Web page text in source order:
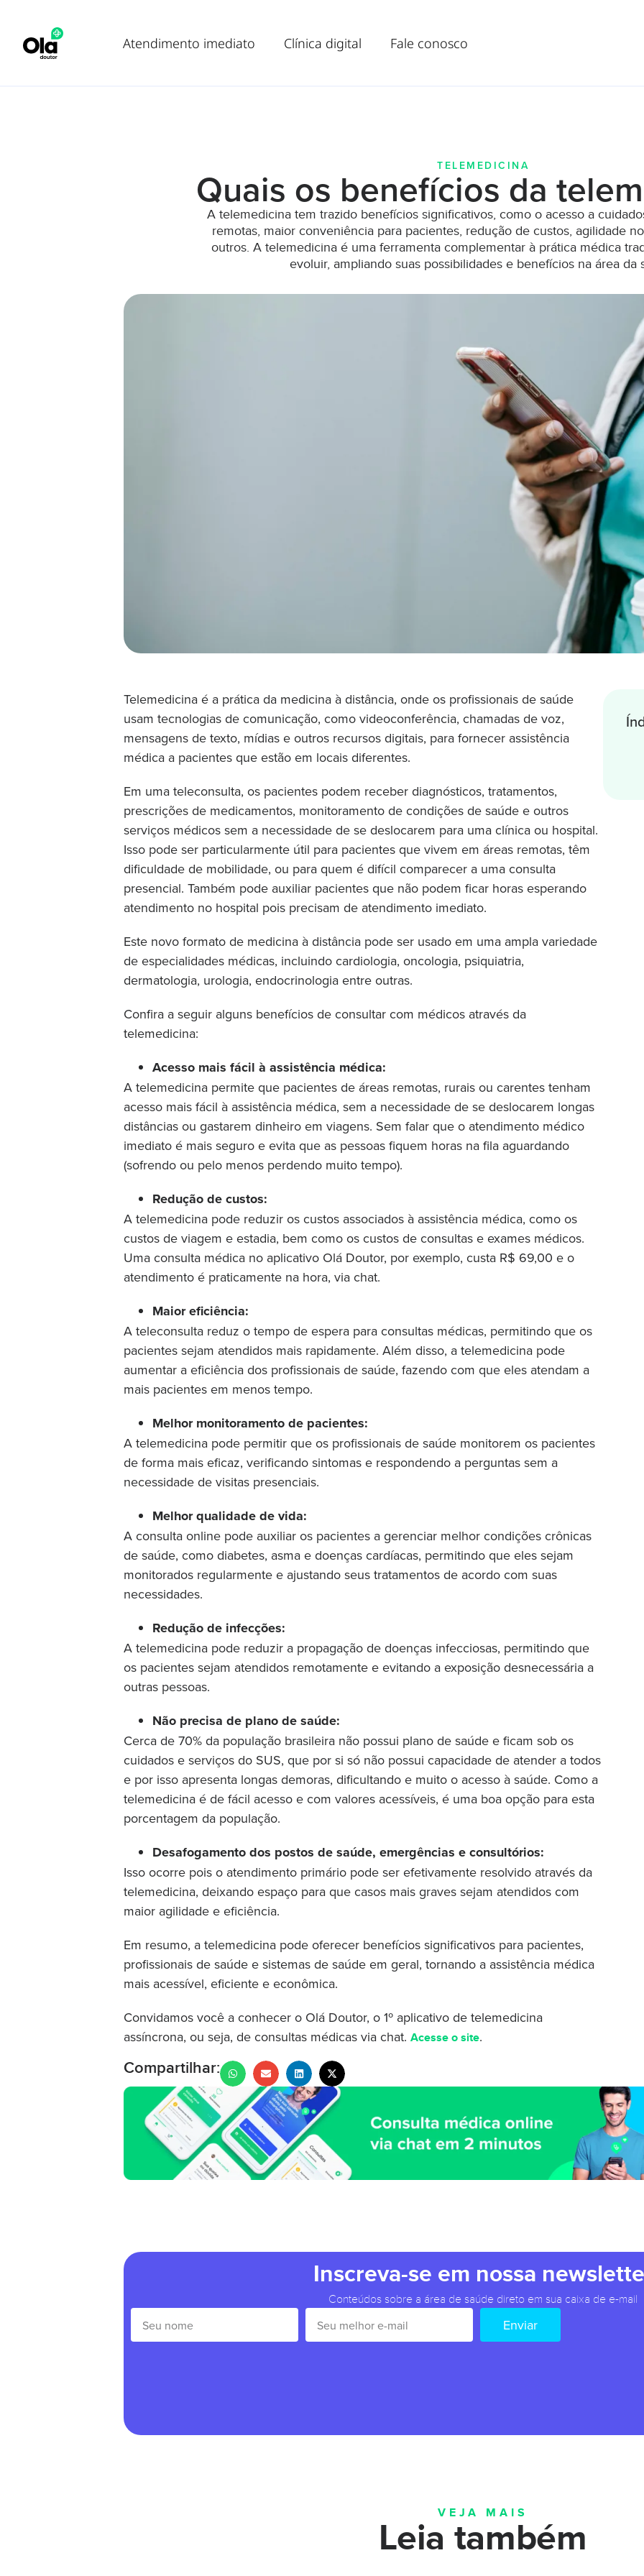
Atendimento imediato Clínica digital Fale conosco
TELEMEDICINA
Quais os benefícios da
A telemedicina tem trazido benefícios significativos, como o acesso a
remotas, maior conveniência para pacientes, redução de custos, agilidade
outros. A telemedicina é uma ferramenta complementar à prática médica
evoluir, ampliando suas possibilidades e benefícios na área da
Telemedicina é a prática da medicina à distância, onde os profissionais de saúde
usam tecnologias de comunicação, como videoconferência, chamadas de voz,
mensagens de texto, mídias e outros recursos digitais, para fornecer assistência
médica a pacientes que estão em locais diferentes.
Em uma teleconsulta, os pacientes podem receber diagnósticos, tratamentos,
prescrições de medicamentos, monitoramento de condições de saúde e outros
serviços médicos sem a necessidade de se deslocarem para uma clínica ou hospital.
Isso pode ser particularmente útil para pacientes que vivem em áreas remotas, têm
dificuldade de mobilidade, ou para quem é difícil comparecer a uma consulta
presencial. Também pode auxiliar pacientes que não podem ficar horas esperando
atendimento no hospital pois precisam de atendimento imediato.
Este novo formato de medicina à distância pode ser usado em uma ampla variedade
de especialidades médicas, incluindo cardiologia, oncologia, psiquiatria,
dermatologia, urologia, endocrinologia entre outras.
Confira a seguir alguns benefícios de consultar com médicos através da
telemedicina:
Acesso mais fácil à assistência médica:
A telemedicina permite que pacientes de áreas remotas, rurais ou carentes tenham
acesso mais fácil à assistência médica, sem a necessidade de se deslocarem longas
distâncias ou gastarem dinheiro em viagens. Sem falar que o atendimento médico
imediato é mais seguro e evita que as pessoas fiquem horas na fila aguardando
(sofrendo ou pelo menos perdendo muito tempo).
Redução de custos:
A telemedicina pode reduzir os custos associados à assistência médica, como os
custos de viagem e estadia, bem como os custos de consultas e exames médicos.
Uma consulta médica no aplicativo Olá Doutor, por exemplo, custa R$ 69,00 e o
atendimento é praticamente na hora, via chat.
Maior eficiência:
A teleconsulta reduz o tempo de espera para consultas médicas, permitindo que os
pacientes sejam atendidos mais rapidamente. Além disso, a telemedicina pode
aumentar a eficiência dos profissionais de saúde, fazendo com que eles atendam a
mais pacientes em menos tempo.
Melhor monitoramento de pacientes:
A telemedicina pode permitir que os profissionais de saúde monitorem os pacientes
de forma mais eficaz, verificando sintomas e respondendo a perguntas sem a
necessidade de visitas presenciais.
Melhor qualidade de vida:
A consulta online pode auxiliar os pacientes a gerenciar melhor condições crônicas
de saúde, como diabetes, asma e doenças cardíacas, permitindo que eles sejam
monitorados regularmente e ajustando seus tratamentos de acordo com suas
necessidades.
Redução de infecções:
A telemedicina pode reduzir a propagação de doenças infecciosas, permitindo que
os pacientes sejam atendidos remotamente e evitando a exposição desnecessária a
outras pessoas.
Não precisa de plano de saúde:
Cerca de 70% da população brasileira não possui plano de saúde e ficam sob os
cuidados e serviços do SUS, que por si só não possui capacidade de atender a todos
e por isso apresenta longas demoras, dificultando e muito o acesso à saúde. Como a
telemedicina é de fácil acesso e com valores acessíveis, é uma boa opção para esta
porcentagem da população.
Desafogamento dos postos de saúde, emergências e consultórios:
Isso ocorre pois o atendimento primário pode ser efetivamente resolvido através da
telemedicina, deixando espaço para que casos mais graves sejam atendidos com
maior agilidade e eficiência.
Em resumo, a telemedicina pode oferecer benefícios significativos para pacientes,
profissionais de saúde e sistemas de saúde em geral, tornando a assistência médica
mais acessível, eficiente e econômica.
Convidamos você a conhecer o Olá Doutor, o 1º aplicativo de telemedicina
assíncrona, ou seja, de consultas médicas via chat. Acesse o site.
Compartilhar:
Inscreva-se em nossa
Conteúdos sobre a área de saúde direto em sua caixa de e-mail
Enviar
VEJA MAIS
Leia também